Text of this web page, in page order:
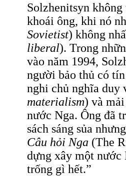
Solzhenitsyn
khoái ông, khi nó
Sovietist) không
liberal). Trong
vào năm 1994,
người bảo thủ có
nghi chủ nghĩa duy
materialism) và
nước Nga. Ông đã
sách sáng sủa
Câu hỏi Nga (The
dựng xây một nước
trống gì hết.”